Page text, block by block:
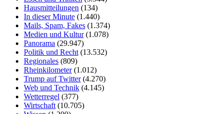
Hausmitteilungen (134)
In dieser Minute (1.440)
Mails, Spam, Fakes (1.374)
Medien und Kultur(1.078)
Panorama (29.947)
Politik und Recht (13.532)
Regionales (809)
Rheinkilometer(1.012)
Trump auf Twitter(4.270)
Web und Technik (4.145)
Wetterregel (377)
Wirtschaft (10.705)